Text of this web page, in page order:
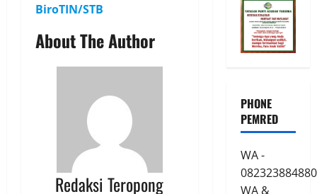
BiroTIN/STB
About The Author
Redaksi Teropong
PHONE
PEMRED
WA -
082323884880
WA &